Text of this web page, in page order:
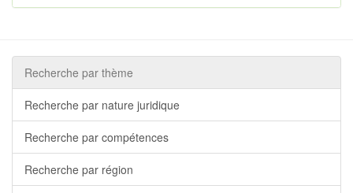
Recherche par thème
Recherche par nature juridique
Recherche par compétences
Recherche par région